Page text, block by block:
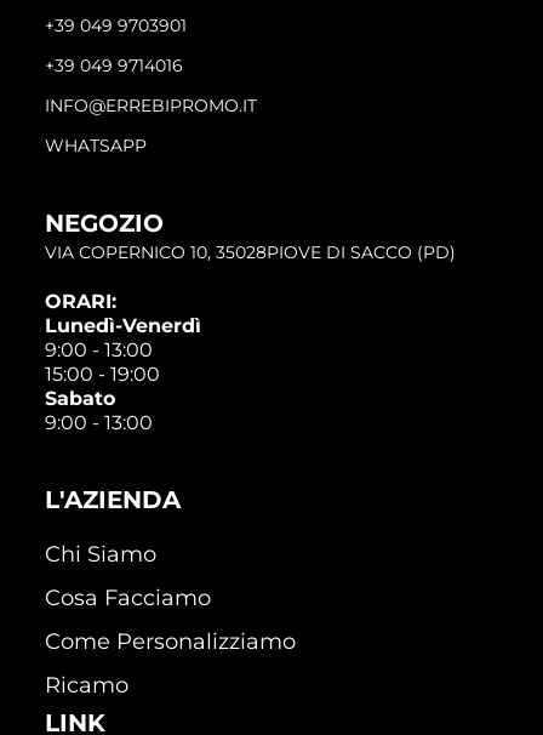
+39 049 9703901
+39 049 9714016
INFO@ERREBIPROMO.IT
WHATSAPP
NEGOZIO
VIA COPERNICO 10, 35028PIOVE DI SACCO (PD)
ORARI:
Lunedì-Venerdì
9:00 - 13:00
15:00 - 19:00
Sabato
9:00 - 13:00
L'AZIENDA
Chi Siamo
Cosa Facciamo
Come Personalizziamo
Ricamo
LINK